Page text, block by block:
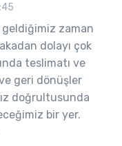
geldiğimiz zaman
dolayı çok
teslimatı ve
geri dönüşler
doğrultusunda
bir yer.